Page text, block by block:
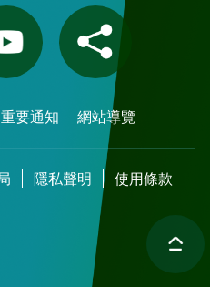
重要通知 網站導覽
隱私聲明 使用條款